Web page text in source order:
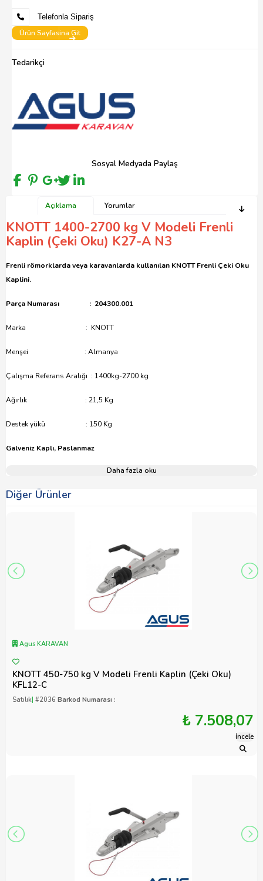
Telefonla Sipariş
Ürün Sayfasina Git
Tedarikçi
Sosyal Medyada Paylaş
Açıklama Yorumlar
KNOTT 1400-2700 kg V Modeli Frenli
Kaplin (Çeki Oku) K27-A N3
Frenli römorklarda veya karavanlarda kullanılan KNOTT Frenli Çeki Oku
Kaplini.
Parça Numarası : 204300.001
Marka : KNOTT
Menşei : Almanya
Çalışma Referans Aralığı : 1400kg-2700 kg
Ağırlık : 21,5 Kg
Destek yükü : 150 Kg
Galveniz Kaplı, Paslanmaz
Daha fazla oku
Diğer Ürünler
Agus KARAVAN
KNOTT 450-750 kg V Modeli Frenli Kaplin (Çeki Oku)
KFL12-C
Satılık| #2036 Barkod Numarası :
₺ 7.508,07
İncele